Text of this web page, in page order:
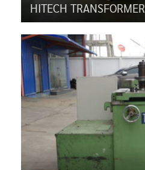
HITECH TRANSFORMER